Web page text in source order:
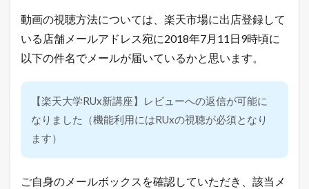
動画の視聴方法については、楽天市場に出店登録して
いる店舗メールアドレス宛に2018年7月11日9時頃に
以下の件名でメールが届いているかと思います。
【楽天大学RUx新講座】レビューへの返信が可能に
なりました（機能利用にはRUxの視聴が必須となり
ます）
ご自身のメールボックスを確認していただき、該当メ